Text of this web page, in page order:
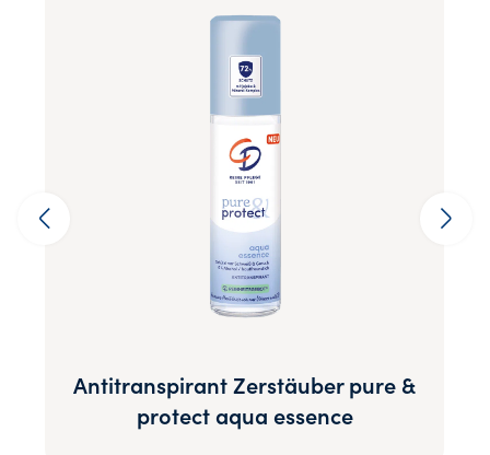
Antitranspirant Zerstäuber pure &
protect aqua essence